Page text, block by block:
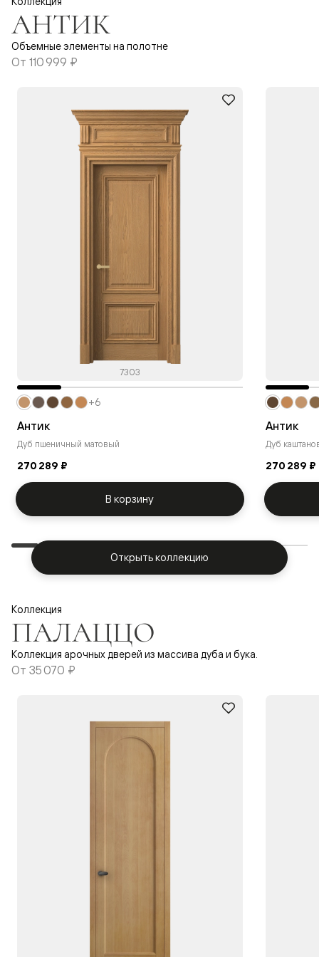
АНТИК
Объемные элементы на полотне
От 110 999 ₽
7303
Антик
Дуб пшеничный матовый
270 289 ₽
+6
В корзину
Антик
Дуб
270 289 ₽
Открыть коллекцию
Коллекция
ПАЛАЦЦО
Коллекция арочных дверей из массива дуба и бука.
От 35 070 ₽